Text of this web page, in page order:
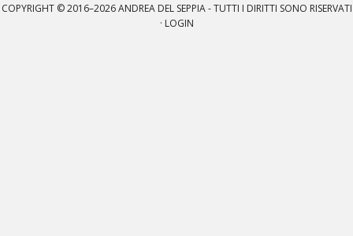
COPYRIGHT © 2016–2026ANDREA DEL SEPPIA- TUTTI I DIRITTI SONO RISERVATI
· LOGIN